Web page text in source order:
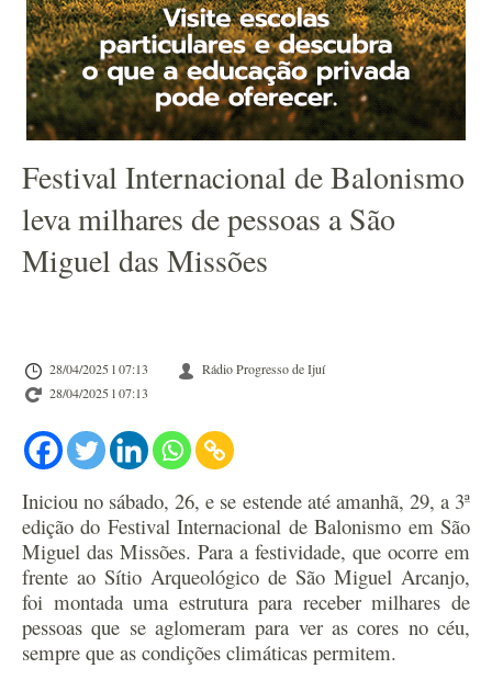
Festival Internacional de Balonismo
leva milhares de pessoas a São
Miguel das Missões
28/04/2025 l 07:13
Rádio Progresso de Ijuí
28/04/2025 l 07:13
Iniciou no sábado, 26, e se estende até amanhã, 29, a 3ª
edição do Festival Internacional de Balonismo em São
Miguel das Missões. Para a festividade, que ocorre em
frente ao Sítio Arqueológico de São Miguel Arcanjo,
foi montada uma estrutura para receber milhares de
pessoas que se aglomeram para ver as cores no céu,
sempre que as condições climáticas permitem.